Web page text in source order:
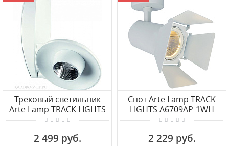
Трековый светильник
Arte Lamp TRACK LIGHTS
A4235PL-1WH
2 499 руб.
Спот Arte Lamp TRACK
LIGHTS A6709AP-1WH
2 229 руб.